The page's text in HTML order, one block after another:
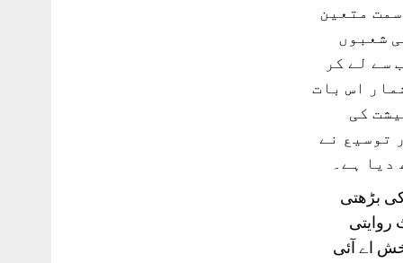
متعین
شعبوں
سے لے کر
اس بات
کی
توسیع نے
دیا ہے۔
بڑھتی
اے آئی